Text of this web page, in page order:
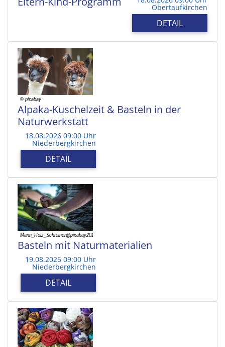
Obertaufkirchen
DETAIL
Alpaka-Kuschelzeit & Basteln in der
Naturwerkstatt
18.08.2026 09:00 Uhr
Niederbergkirchen
DETAIL
Basteln mit Naturmaterialien
19.08.2026 09:00 Uhr
Niederbergkirchen
DETAIL